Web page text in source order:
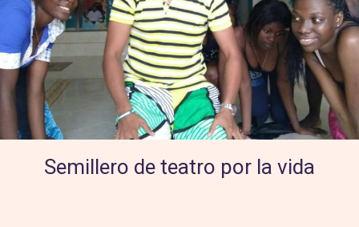
Semillero de teatro por la vida